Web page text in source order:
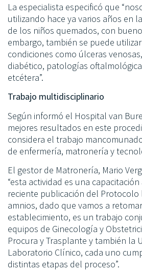
La especialista especificó que
utilizando hace ya varios años en
de los niños quemados, con
embargo, también se puede
condiciones como úlceras
diabético, patologías
etcétera”.
Trabajo multidisciplinario
Según informó el Hospital van
mejores resultados en este
considera el trabajo
de enfermería, matronería y
El gestor de Matronería, Mario
“esta actividad es una
reciente publicación del Protocolo
amnios, dado que vamos a
establecimiento, es un trabajo
equipos de Ginecología y
Procura y Trasplante y también la
Laboratorio Clínico, cada uno
distintas etapas del proceso”.